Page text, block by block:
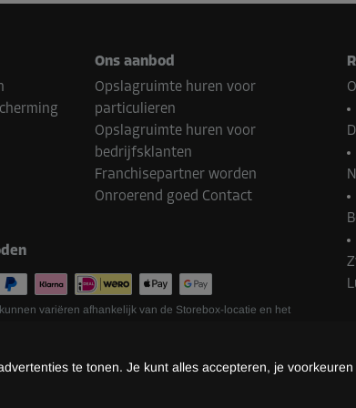
te tonen. Je kunt alles accepteren, je
Ons aanbod
Opslagruimte huren voor
particulieren
Opslagruimte huren voor
bedrijfsklanten
Franchisepartner worden
Onroerend goed Contact
variëren afhankelijk van de Storebox-locatie en het
©2026Storebox Holding GmbH